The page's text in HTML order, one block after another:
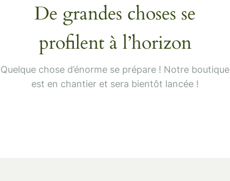
De grandes choses se
profilent à l’horizon
Quelque chose d’énorme se prépare ! Notre boutique
est en chantier et sera bientôt lancée !